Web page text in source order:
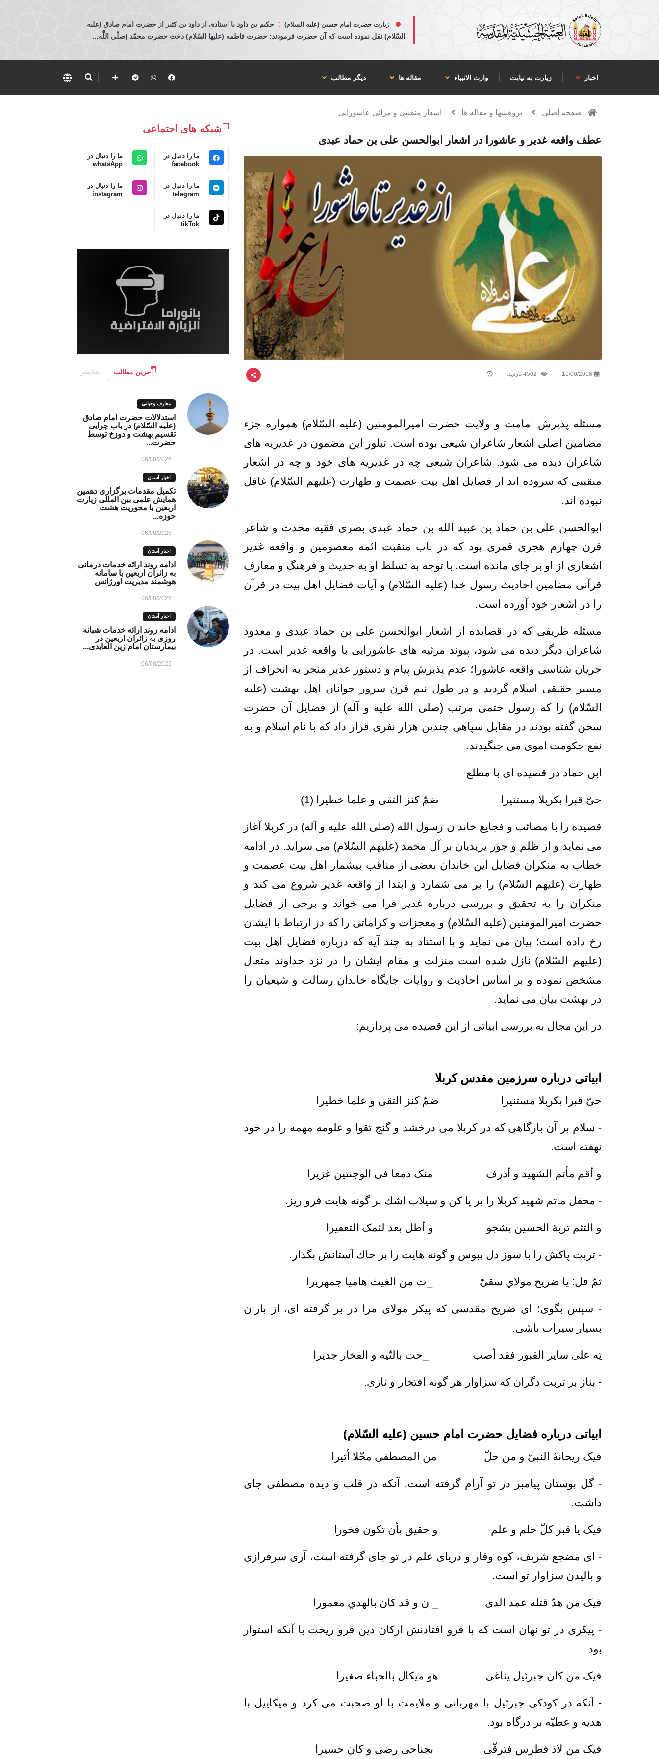
زیارت حضرت امام حسین (علیه السلام) : حكيم بن داود با اسنادی از داود بن كثير از حضرت امام صادق (عليه
السّلام) نقل نموده است كه آن حضرت فرمودند: حضرت فاطمه (عليها السّلام) دخت حضرت محمّد (صلّى اللَّه...
اخبار زیارت به نیابت وارث الانبياء مقاله ها دیگر مطالب
صفحه اصلی پژوهشها و مقاله ها اشعار منقبتی و مراثی عاشورایی
عطف واقعه غدیر و عاشورا در اشعار ابوالحسن علی بن حماد عبدی
11/06/2018
مسئله پذیرش امامت و ولایت حضرت امیرالمومنین (علیه السّلام) همواره جزء
مضامین اصلی اشعار شاعران شیعی بوده است. تبلور این مضمون در غدیریه های
شاعران دیده می شود. شاعران شیعی چه در غدیریه های خود و چه در اشعار
منقبتی که سروده اند از فضایل اهل بیت عصمت و طهارت (علیهم السّلام) غافل
نبوده اند.
ابوالحسن علی بن حماد بن عبید الله بن حماد عبدی بصری فقیه محدث و شاعر
قرن چهارم هجری قمری بود که در باب منقبت ائمه معصومین و واقعه غدیر
اشعاری از او بر جای مانده است. با توجه به تسلط او به حدیث و فرهنگ و معارف
قرآنی مضامین احادیث رسول خدا (علیه السّلام) و آیات فضایل اهل بیت در قرآن
را در اشعار خود آورده است.
مسئله ظریفی که در قصایده از اشعار ابوالحسن علی بن حماد عبدی و معدود
شاعران دیگر دیده می شود، پیوند مرثیه های عاشورایی با واقعه غدیر است. در
جریان شناسی واقعه عاشورا؛ عدم پذیرش پیام و دستور غدیر منجر به انحراف از
مسیر حقیقی اسلام گردید و در طول نیم قرن سرور جوانان اهل بهشت (علیه
السّلام) را که رسول ختمی مرتب (صلی الله علیه و آله) از فضایل آن حضرت
سخن گفته بودند در مقابل سپاهی چندین هزار نفری قرار داد که با نام اسلام و به
نفع حکومت اموی می جنگیدند.
ابن حماد در قصیده ای با مطلع
حیّ قبرا بکربلا مستنیرا ضمّ کنز التقی و علما خطیرا (1)
قصیده را با مصائب و فجایع خاندان رسول الله (صلی الله علیه و آله) در کربلا آغاز
می نماید و از ظلم و جور یزیدیان بر آل محمد (علیهم السّلام) می سراید. در ادامه
خطاب به منکران فضایل این خاندان بعضی از مناقب بیشمار اهل بیت عصمت و
طهارت (علیهم السّلام) را بر می شمارد و ابتدا از واقعه غدیر شروع می کند و
منکران را به تحقیق و بررسی درباره غدیر فرا می خواند و برخی از فضایل
حضرت امیرالمومنین (علیه السّلام) و معجزات و کراماتی را که در ارتباط با ایشان
رخ داده است؛ بیان می نماید و با استناد به چند آیه که درباره فضایل اهل بیت
(علیهم السّلام) نازل شده است منزلت و مقام ایشان را در نزد خداوند متعال
مشخص نموده و بر اساس احادیث و روایات جایگاه خاندان رسالت و شیعیان را
در بهشت بیان می نماید.
در این مجال به بررسی ابیاتی از این قصیده می پردازیم:
ابیاتی درباره سرزمین مقدس کربلا
حیّ قبرا بکربلا مستنیرا ضمّ کنز التقی و علما خطیرا
- سلام بر آن بارگاهى كه در كربلا مى‏ درخشد و گنج تقوا و علومه مهمه را در خود
نهفته است.
و أقم مأتم الشهید و أذرف منک دمعا فی الوجنتین غزیرا
- محفل ماتم شهید کربلا را بر پا كن و سيلاب اشك بر گونه هایت فرو ريز.
و التثم تربۀ الحسین بشجو و أطل بعد لثمک التعفیرا
- تربت پاكش را با سوز دل ببوس و گونه ‏هایت را بر خاك آستانش بگذار.
ثمّ قل: یا ضریح مولاي سقیّ _ت من الغیث هامیا جمهریرا
- سپس بگوی؛ ای ضریح مقدسی که پیکر مولای مرا در بر گرفته ای، از باران
بسیار سیراب باشی.
تِه علی سایر القبور فقد أصب _حت بالتّیه و الفخار جدیرا
- بناز بر تربت دگران كه سزاوار هر گونه افتخار و نازى.
ابیاتی درباره فضایل حضرت امام حسین (علیه السّلام)
فیک ریحانۀ النبیّ و من حلّ من المصطفی محّلا أثیرا
- گل بوستان پيامبر در تو آرام گرفته است، آنكه در قلب و ديده مصطفى جاى
داشت.
فیک یا قبر کلّ حلم و علم و حقیق بأن تکون فخورا
- ای مضجع شریف، كوه وقار و درياى علم در تو جای گرفته است، آرى سرفرازى
و باليدن سزاوار تو است.
فیک من هدّ قتله عمد الدی _ ن و قد کان بالهدي معمورا
- پيكرى در تو نهان است كه با فرو افتادنش اركان دين فرو ريخت با آنكه استوار
بود.
فیک من کان جبرئیل یناغی هو میکال بالحباء صغیرا
- آنكه در کودکی جبرئیل با مهربانی و ملایمت با او صحبت می کرد و میکاییل با
هدیه و عطیّه بر درگاه بود.
فیک من لاذ فطرس فترقّی بجناحی رضی و کان حسیرا
شبکه های اجتماعی
ما را دنبال در
facebook
ما را دنبال در
whatsApp
ما را دنبال در
telegram
ما را دنبال در
instagram
ما را دنبال در
tikTok
آخرین مطالب شایعتر
معارف وحیانی
استدلالات حضرت امام صادق
(علیه السّلام) در باب چرایی
تقسیم بهشت و دوزخ توسط
حضرت...
06/08/2026
اخبار آستان
تکمیل مقدمات برگزاری دهمین
همایش علمی بین المللی زیارت
اربعین با محوریت هشت
حوزه...
06/08/2026
اخبار آستان
ادامه روند ارائه خدمات درمانی
به زائران اربعین با سامانه
هوشمند مدیریت اورژانس
06/08/2026
اخبار آستان
ادامه روند ارائه خدمات شبانه
روزی به زائران اربعین در
بیمارستان امام زین العابدی...
06/08/2026